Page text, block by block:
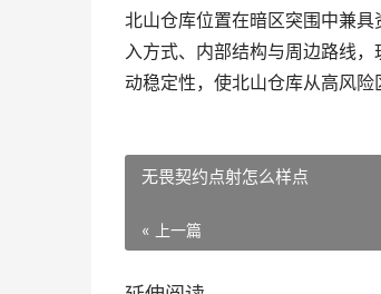
北山仓库位置在暗区突围中兼
入方式、内部结构与周边路线
动稳定性，使北山仓库从高风险
无畏契约点射怎么样点
« 上一篇